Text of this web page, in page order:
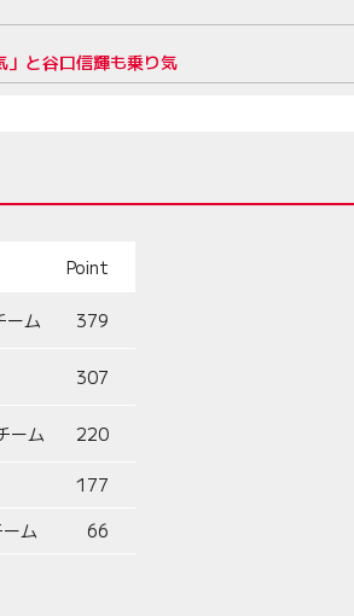
と谷口信輝も乗り気
Point
ーム 379
307
ーム 220
177
ム
66